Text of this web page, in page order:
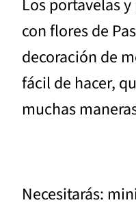
Los portavelas
con flores de
decoración de
fácil de hacer,
muchas
Necesitarás: